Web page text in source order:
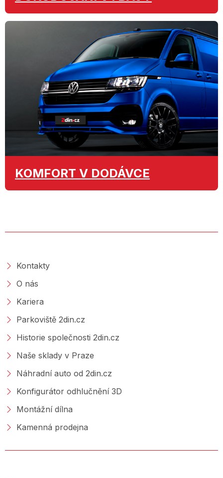
KOMFORT V DODÁVCE
Kontakty
O nás
Kariera
Parkoviště 2din.cz
Historie společnosti 2din.cz
Naše sklady v Praze
Náhradní auto od 2din.cz
Konfigurátor odhlučnění 3D
Montážní dílna
Kamenná prodejna